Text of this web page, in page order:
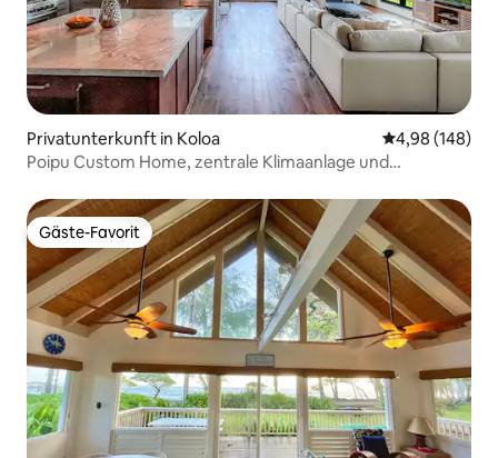
Privatunterkunft in Koloa
4,98 (148)
Poipu Custom Home, zentrale Klimaanlage und
Gäste-Favorit
Gäste-Favorit